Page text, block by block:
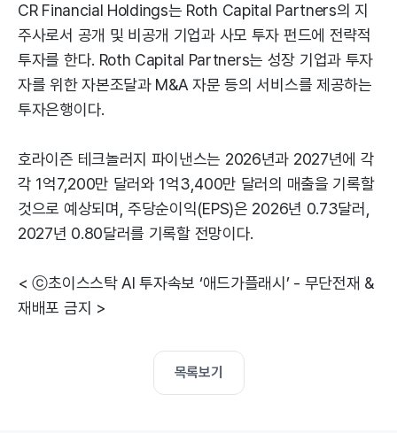
CR Financial Holdings는 Roth Capital Partners의 지
주사로서 공개 및 비공개 기업과 사모 투자 펀드에 전략적
투자를 한다. Roth Capital Partners는 성장 기업과 투자
자를 위한 자본조달과 M&A 자문 등의 서비스를 제공하는
투자은행이다.
호라이즌 테크놀러지 파이낸스는 2026년과 2027년에 각
각 1억7,200만 달러와 1억3,400만 달러의 매출을 기록할
것으로 예상되며, 주당순이익(EPS)은 2026년 0.73달러,
2027년 0.80달러를 기록할 전망이다.
< ⓒ초이스스탁 AI 투자속보 ‘애드가플래시’ - 무단전재 &
재배포 금지 >
목록보기